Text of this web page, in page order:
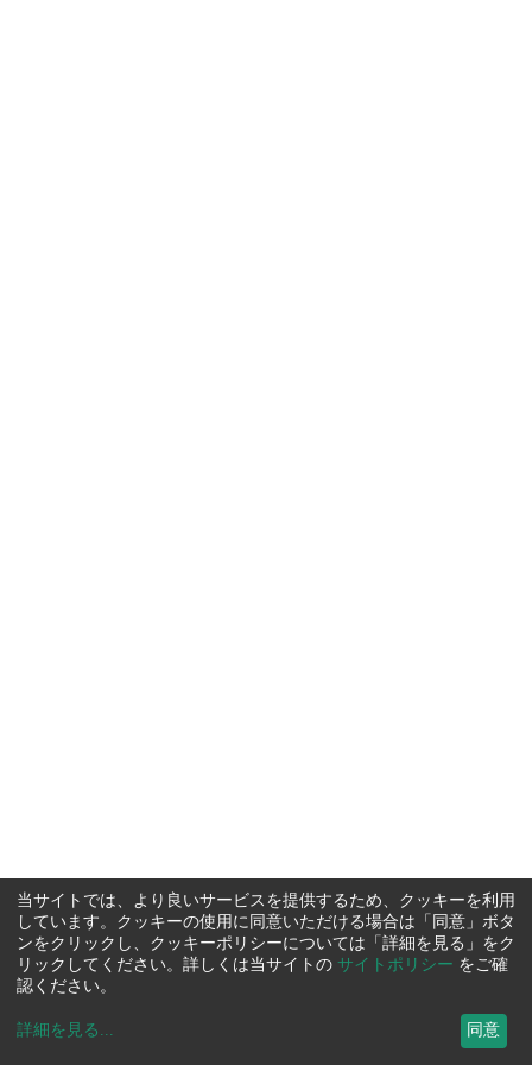
当サイトでは、より良いサービスを提供するため、クッキーを利用
しています。クッキーの使用に同意いただける場合は「同意」ボタ
ンをクリックし、クッキーポリシーについては「詳細を見る」をク
リックしてください。詳しくは当サイトの サイトポリシー をご確
認ください。
詳細を見る ... 同意